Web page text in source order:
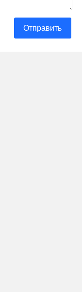
Отправить